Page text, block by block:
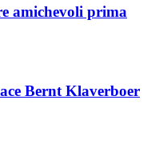
amichevoli prima
Bernt Klaverboer